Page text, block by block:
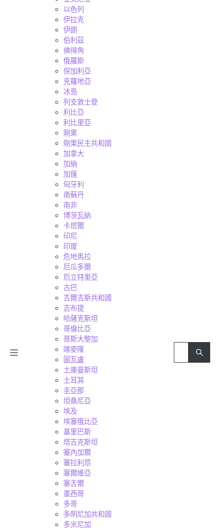
以色列
伊拉克
伊朗
伯利茲
佛得角
俄羅斯
保加利亞
克羅地亞
冰島
列支敦士登
利比亞
利比里亞
剛果
剛果民主共和國
加拿大
加納
加蓬
匈牙利
南蘇丹
南非
博茨瓦納
卡塔爾
印尼
印度
危地馬拉
厄瓜多爾
厄立特里亞
古巴
吉爾吉斯共和國
吉布提
哈薩克斯坦
哥倫比亞
哥斯大黎加
喀麥隆
圖瓦盧
土庫曼斯坦
土耳其
圭亞那
坦桑尼亞
埃及
埃塞俄比亞
基里巴斯
塔吉克斯坦
塞內加爾
塞拉利昂
塞爾維亞
塞舌爾
墨西哥
多哥
多明尼加共和國
多米尼加